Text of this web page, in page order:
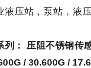
压站，泵站，液压
列： 压阻不锈钢传
/ 30.600G /